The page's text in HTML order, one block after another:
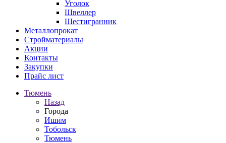
Уголок
Швеллер
Шестигранник
Металлопрокат
Стройматериалы
Акции
Контакты
Закупки
Прайс лист
Тюмень
Назад
Города
Ишим
Тобольск
Тюмень